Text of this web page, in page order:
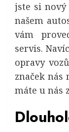
jste si
našem
vám
servis.
opravy
značek nás
máte u nás